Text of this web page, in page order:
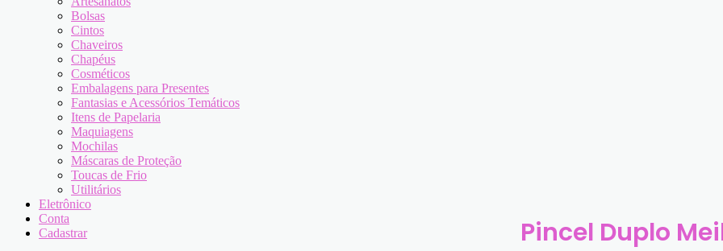
Bolsas
Cintos
Chaveiros
Chapéus
Cosméticos
Embalagens para Presentes
Fantasias e Acessórios Temáticos
Itens de Papelaria
Maquiagens
Mochilas
Máscaras de Proteção
Toucas de Frio
Utilitários
Eletrônico
Conta
Cadastrar
Pincel Duplo